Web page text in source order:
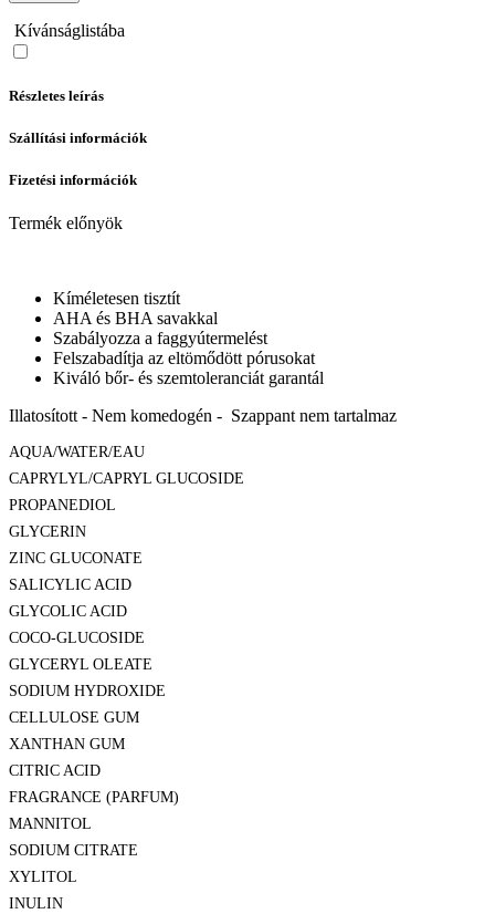
Kívánságlistába
Részletes leírás
Szállítási információk
Fizetési információk
Termék előnyök
Kíméletesen tisztít
AHA és BHA savakkal
Szabályozza a faggyútermelést
Felszabadítja az eltömődött pórusokat
Kiváló bőr- és szemtoleranciát garantál
Illatosított - Nem komedogén - Szappant nem tartalmaz
AQUA/WATER/EAU
CAPRYLYL/CAPRYL GLUCOSIDE
PROPANEDIOL
GLYCERIN
ZINC GLUCONATE
SALICYLIC ACID
GLYCOLIC ACID
COCO-GLUCOSIDE
GLYCERYL OLEATE
SODIUM HYDROXIDE
CELLULOSE GUM
XANTHAN GUM
CITRIC ACID
FRAGRANCE (PARFUM)
MANNITOL
SODIUM CITRATE
XYLITOL
INULIN